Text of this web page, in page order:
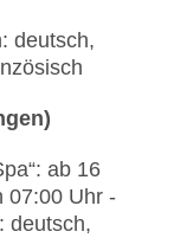
deutsch,
ab 16
07:00 Uhr -
deutsch,